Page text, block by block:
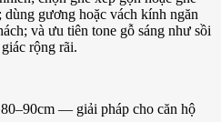
dùng gương hoặc vách kính ngăn
và ưu tiên tone gỗ sáng như sồi
rộng rãi.
— giải pháp cho căn hộ